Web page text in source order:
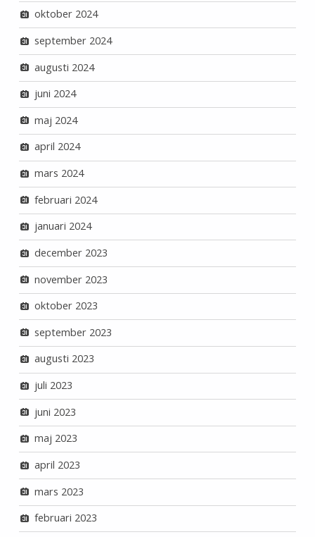
oktober 2024
september 2024
augusti 2024
juni 2024
maj 2024
april 2024
mars 2024
februari 2024
januari 2024
december 2023
november 2023
oktober 2023
september 2023
augusti 2023
juli 2023
juni 2023
maj 2023
april 2023
mars 2023
februari 2023